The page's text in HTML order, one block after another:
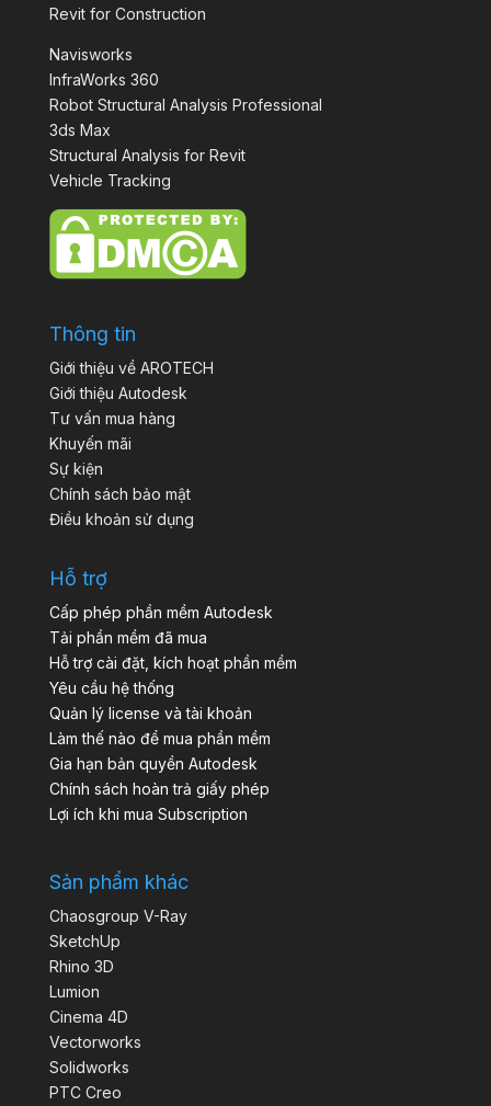
Revit for Construction
Navisworks
InfraWorks 360
Robot Structural Analysis Professional
3ds Max
Structural Analysis for Revit
Vehicle Tracking
Thông tin
Giới thiệu về AROTECH
Giới thiệu Autodesk
Tư vấn mua hàng
Khuyến mãi
Sự kiện
Chính sách bảo mật
Điều khoản sử dụng
Hỗ trợ
Cấp phép phần mềm Autodesk
Tải phần mềm đã mua
Hỗ trợ cài đặt, kích hoạt phần mềm
Yêu cầu hệ thống
Quản lý license và tài khoản
Làm thế nào để mua phần mềm
Gia hạn bản quyền Autodesk
Chính sách hoàn trả giấy phép
Lợi ích khi mua Subscription
Sản phẩm khác
Chaosgroup V-Ray
SketchUp
Rhino 3D
Lumion
Cinema 4D
Vectorworks
Solidworks
PTC Creo